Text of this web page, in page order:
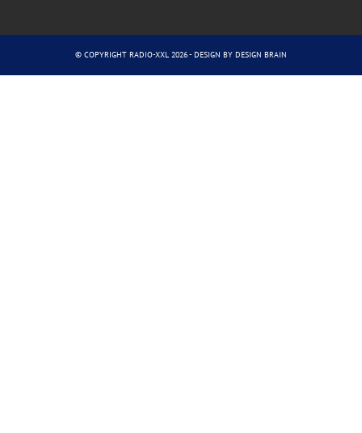
© COPYRIGHT RADIO-XXL 2026 - DESIGN BY DESIGN BRAIN